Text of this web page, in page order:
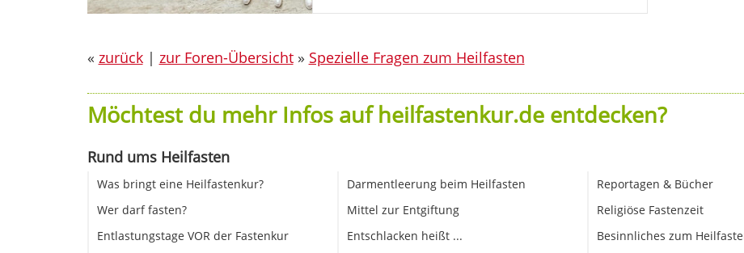
« zurück| zur Foren-Übersicht» Spezielle Fragen zum Heilfasten
Möchtest du mehr Infos auf heilfastenkur.de entdecken?
Rund ums Heilfasten
Was bringt eine Heilfastenkur?
Wer darf fasten?
Entlastungstage VOR der Fastenkur
Darmentleerung beim Heilfasten
Mittel zur Entgiftung
Entschlacken heißt ...
Reportagen & Bücher
Religiöse Fastenzeit
Besinnliches zum